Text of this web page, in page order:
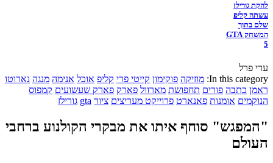
להקת גורילז
עשתה קליפ
שלם בתוך
המשחק GTA
5
עדי פרל
In this category: מוזיקה פוקימון קייטי פרי קליפ אוכל אנימה מנגה נארוטו
ראמן כתבה פורים תחפושת מארוול פארק פארק שעשועים קמפוס
הנוקמים אומנות פאנארט פרוייקט מעריצים ציור gta גורילז
"המפגש" סוחף איתו את מבקרי הקולנוע ברחבי
העולם